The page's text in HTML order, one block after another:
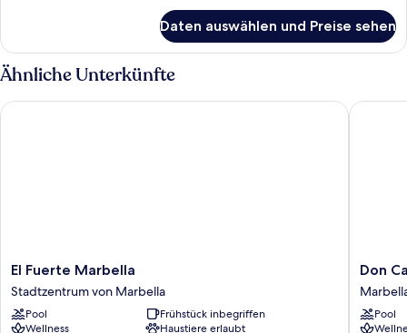
It
happen
Room
Daten auswählen und Preise sehen
Ähnliche Unterkünfte
El
Fuerte
Marbella
Stadtzentrum
El Fuerte Marbella
Stadtzentrum von Marbella
Pool
Frühstück inbegriffen
Wellness
Haustiere erlaubt
El Fuerte Marbella
Don
Carlos
Don
Pool
Don